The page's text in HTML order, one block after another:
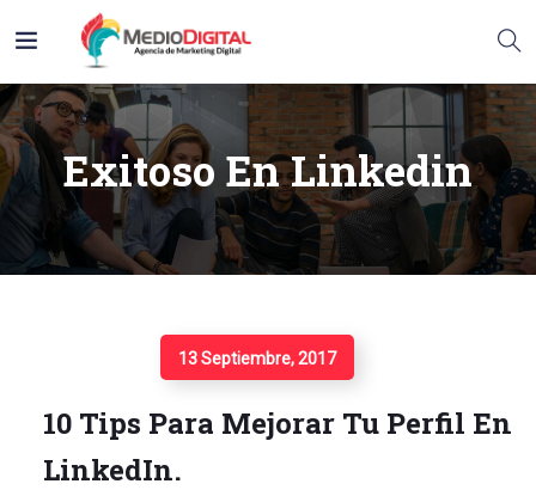
Exitoso En Linkedin
13 Septiembre, 2017
10 Tips Para Mejorar Tu Perfil En
LinkedIn.